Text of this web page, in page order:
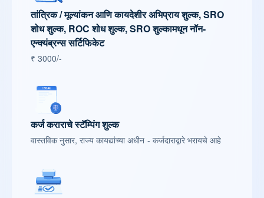
तांत्रिक / मूल्यांकन आणि कायदेशीर अभिप्राय शुल्क, SRO
शोध शुल्क, ROC शोध शुल्क, SRO शुल्कामधून नॉन-
एन्क्यंब्रन्स सर्टिफिकेट
₹ 3000/-
कर्ज कराराचे स्टॅम्पिंग शुल्क
वास्तविक नुसार, राज्य कायद्यांच्या अधीन - कर्जदाराद्वारे भरायचे आहे